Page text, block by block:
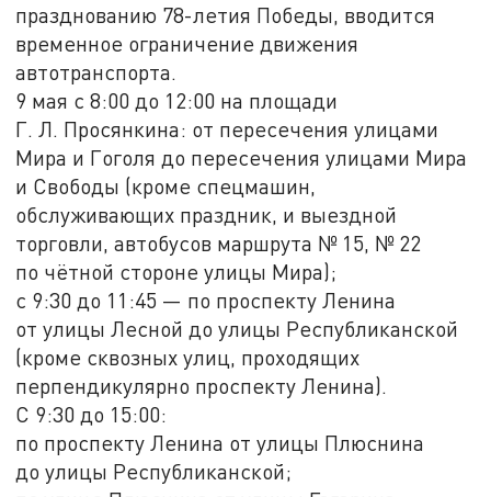
празднованию 78-летия Победы, вводится
временное ограничение движения
автотранспорта.
9 мая с 8:00 до 12:00 на площади
Г. Л. Просянкина: от пересечения улицами
Мира и Гоголя до пересечения улицами Мира
и Свободы (кроме спецмашин,
обслуживающих праздник, и выездной
торговли, автобусов маршрута № 15, № 22
по чётной стороне улицы Мира);
с 9:30 до 11:45 — по проспекту Ленина
от улицы Лесной до улицы Республиканской
(кроме сквозных улиц, проходящих
перпендикулярно проспекту Ленина).
С 9:30 до 15:00:
по проспекту Ленина от улицы Плюснина
до улицы Республиканской;